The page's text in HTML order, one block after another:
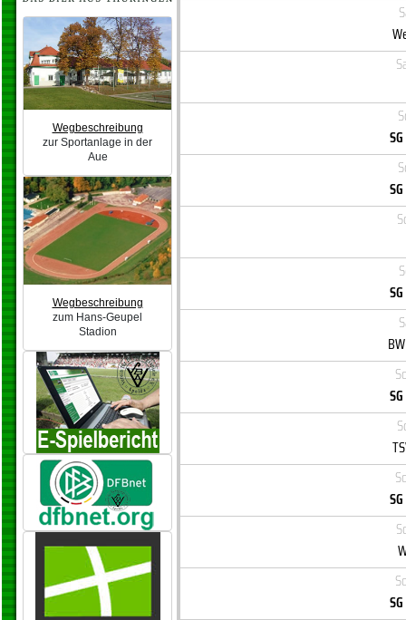
Wegbeschreibung
zur Sportanlage in der
Aue
Wegbeschreibung
zum Hans-Geupel
Stadion